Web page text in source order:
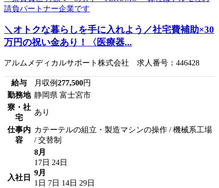
＼オトクな暮らしを手に入れよう／社宅費補助×30
万円の祝い金あり！〈医療器...
アルムメディカルサポート株式会社 求人番号：446428
給与 月収例277,500円
勤務地 静岡県 富士宮市
寮・社
宅
あり
仕事内
容
カテーテルの組立・製造マシンの操作 / 機械系工場
/ 交替制
入社日
8月
17日 24日
9月
1日 7日 14日 29日